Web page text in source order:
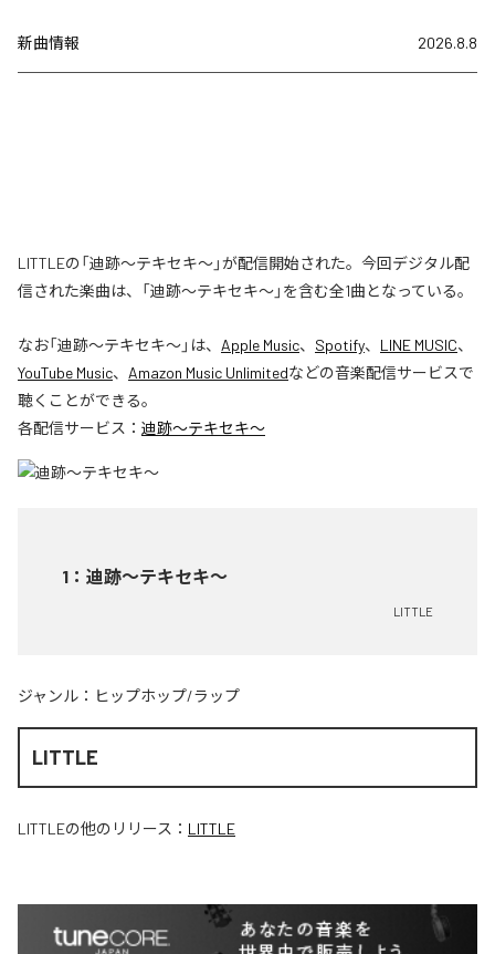
新曲情報 2026.8.8
LITTLEの「迪跡〜テキセキ〜」が配信開始された。今回デジタル配
信された楽曲は、「迪跡〜テキセキ〜」を含む全1曲となっている。
なお「迪跡〜テキセキ〜」は、 Apple Music、 Spotify、 LINE MUSIC、
YouTube Music、 Amazon Music Unlimitedなどの音楽配信サービスで
聴くことができる。
各配信サービス： 迪跡〜テキセキ〜
1 ： 迪跡〜テキセキ〜
LITTLE
ジャンル： ヒップホップ/ラップ
LITTLE
LITTLEの他のリリース： LITTLE